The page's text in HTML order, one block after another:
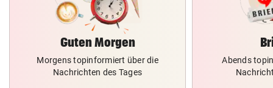
Guten Morgen
Morgens topinformiert über die
Nachrichten des Tages
Abends